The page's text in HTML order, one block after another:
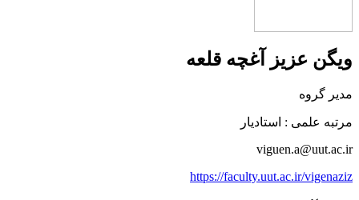
ویگن عزیز آغچه قلعه
مدیر گروه
مرتبه علمی : استادیار
viguen.a@uut.ac.ir
https://faculty.uut.ac.ir/vigenaziz